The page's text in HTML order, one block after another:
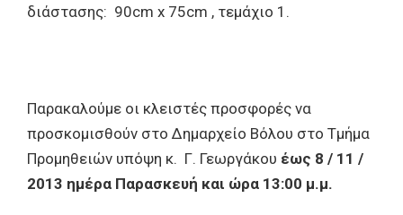
διάστασης: 90cm x 75cm , τεμάχιο 1.
Παρακαλούμε οι κλειστές προσφορές να
προσκομισθούν στο Δημαρχείο Βόλου στο Τμήμα
Προμηθειών υπόψη κ. Γ. Γεωργάκου έως 8 / 11 /
2013 ημέρα Παρασκευή και ώρα 13:00 μ.μ.